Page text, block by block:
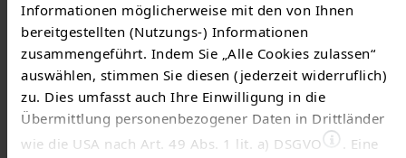
Informationen möglicherweise mit den von Ihnen
bereitgestellten (Nutzungs-) Informationen
zusammengeführt. Indem Sie „Alle Cookies zulassen“
auswählen, stimmen Sie diesen (jederzeit widerruflich)
zu. Dies umfasst auch Ihre Einwilligung in die
Übermittlung personenbezogener Daten in Drittländer
wie die USA nach Art. 49 Abs. 1 lit. a) DSGVO
. Eine
Die Schwachlastregelung ist gültig ab dem 1. Januar
2010 und beträgt täglich 8 Stunden in der Zeit von
22:00 Uhr bis 6:00 Uhr. Sie wird vom Netzbetreiber
festgelegt und kann von ihm mit angemessener
Vorankündigung geändert werden.